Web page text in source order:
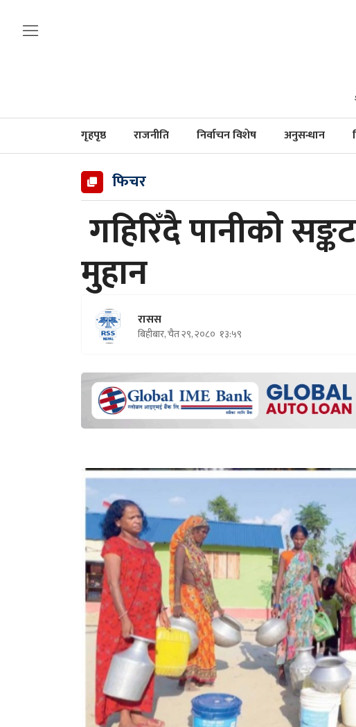
गृहपृष्ठ राजनीति निर्वाचन विशेष अनुसन्धान
फिचर
गहिरिँदै पानीको
मुहान
रासस
बिहीबार, चैत २९, २०८० १३:५९